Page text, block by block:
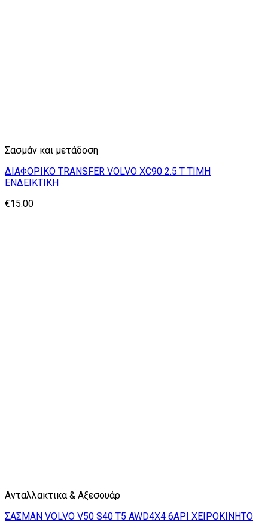
Σασμάν και μετάδοση
ΔΙΑΦΟΡΙΚΟ TRANSFER VOLVO XC90 2.5 T ΤΙΜΗ
ΕΝΔΕΙΚΤΙΚΗ
€15.00
Ανταλλακτικα & Αξεσουάρ
ΣΑΣΜΑΝ VOLVO V50 S40 T5 AWD4X4 6ΑΡΙ ΧΕΙΡΟΚΙΝΗΤΟ